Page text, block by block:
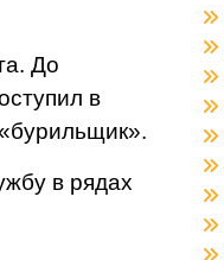
До
в
в рядах